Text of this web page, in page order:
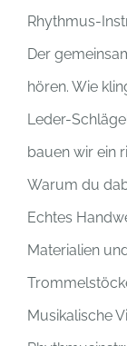
Rhythmus-
Der
hören. Wie
Leder-
bauen wir ein
Warum du
Echtes
Materialien
Musikalische